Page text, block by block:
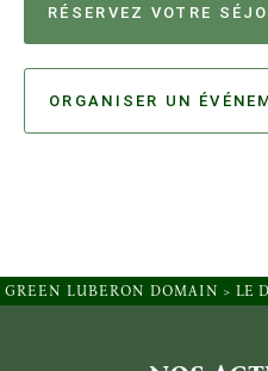
RÉSERVEZ VOTRE
ORGANISER UN
GREEN LUBERON DOMAIN >LE